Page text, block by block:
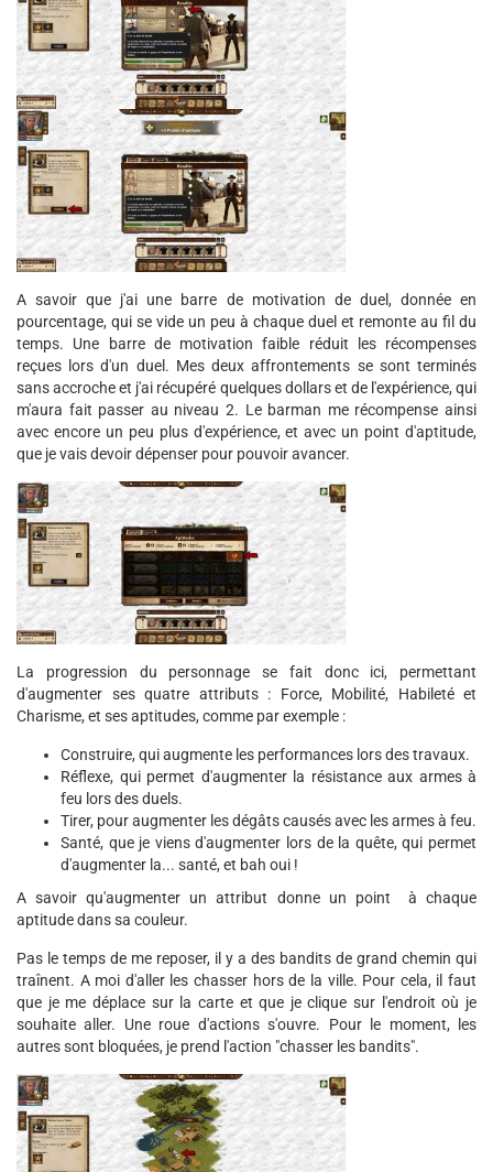
A savoir que j'ai une barre de motivation de duel, donnée en
pourcentage, qui se vide un peu à chaque duel et remonte au fil du
temps. Une barre de motivation faible réduit les récompenses
reçues lors d'un duel. Mes deux affrontements se sont terminés
sans accroche et j'ai récupéré quelques dollars et de l'expérience, qui
m'aura fait passer au niveau 2. Le barman me récompense ainsi
avec encore un peu plus d'expérience, et avec un point d'aptitude,
que je vais devoir dépenser pour pouvoir avancer.
La progression du personnage se fait donc ici, permettant
d'augmenter ses quatre attributs : Force, Mobilité, Habileté et
Charisme, et ses aptitudes, comme par exemple :
Construire, qui augmente les performances lors des travaux.
Réflexe, qui permet d'augmenter la résistance aux armes à
feu lors des duels.
Tirer, pour augmenter les dégâts causés avec les armes à feu.
Santé, que je viens d'augmenter lors de la quête, qui permet
d'augmenter la... santé, et bah oui !
A savoir qu'augmenter un attribut donne un point à chaque
aptitude dans sa couleur.
Pas le temps de me reposer, il y a des bandits de grand chemin qui
traînent. A moi d'aller les chasser hors de la ville. Pour cela, il faut
que je me déplace sur la carte et que je clique sur l'endroit où je
souhaite aller. Une roue d'actions s'ouvre. Pour le moment, les
autres sont bloquées, je prend l'action "chasser les bandits".